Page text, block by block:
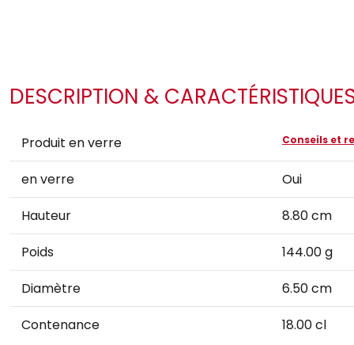
DESCRIPTION &
Produit en verre Conseils et
en verre
Oui
Hauteur
8.80 cm
Poids
144.00 g
Diamètre
6.50 cm
Contenance
18.00 cl